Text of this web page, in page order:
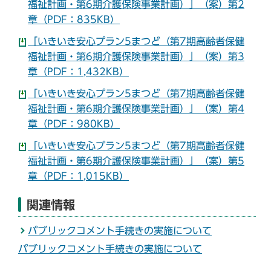
福祉計画・第6期介護保険事業計画）」（案）第2
章（PDF：835KB）
「いきいき安心プラン5まつど（第7期高齢者保健
福祉計画・第6期介護保険事業計画）」（案）第3
章（PDF：1,432KB）
「いきいき安心プラン5まつど（第7期高齢者保健
福祉計画・第6期介護保険事業計画）」（案）第4
章（PDF：980KB）
「いきいき安心プラン5まつど（第7期高齢者保健
福祉計画・第6期介護保険事業計画）」（案）第5
章（PDF：1,015KB）
関連情報
パブリックコメント手続きの実施について
パブリックコメント手続きの実施について